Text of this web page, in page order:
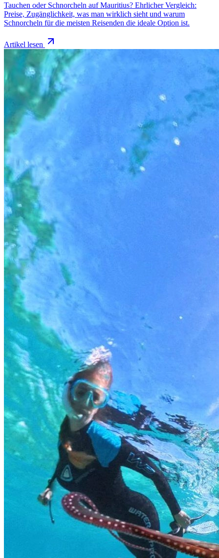
Tauchen oder Schnorcheln auf Mauritius? Ehrlicher Vergleich:
Preise, Zugänglichkeit, was man wirklich sieht und warum
Schnorcheln für die meisten Reisenden die ideale Option ist.
Artikel lesen